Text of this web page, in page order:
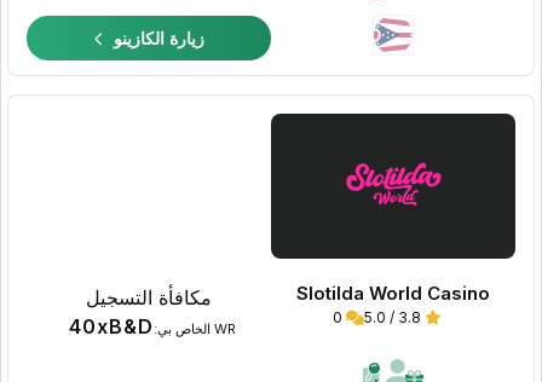
زيارة الكازينو
Slotilda World Casino
3.8 / 5.0
0
مكافأة التسجيل
WR الخاص بي: 40xB&D